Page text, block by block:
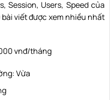
Session, Users, Speed của
viết được xem nhiều nhất
vnđ/tháng
Vừa